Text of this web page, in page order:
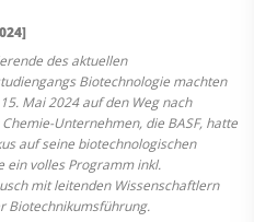
des aktuellen
Biotechnologie machten
Mai 2024 auf den Weg nach
Unternehmen, die BASF, hatte
auf seine biotechnologischen
ein volles Programm inkl.
mit leitenden Wissenschaftlern
Biotechnikumsführung.